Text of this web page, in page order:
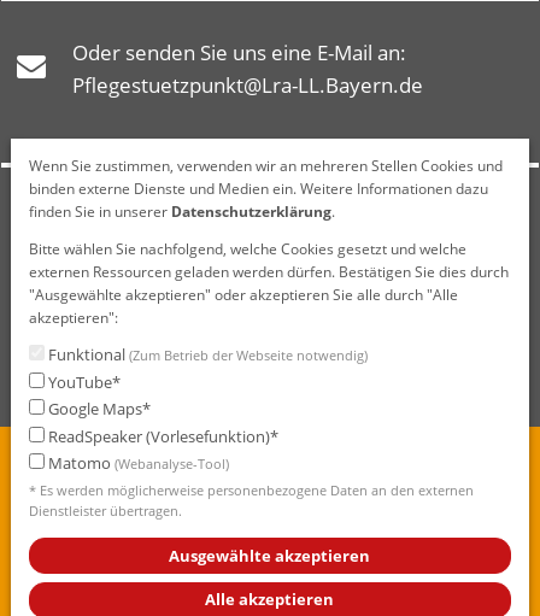
Oder senden Sie uns eine E-Mail an:
Pflegestuetzpunkt@Lra-LL.Bayern.de
Montag: 9 bis 12 Uhr
Dienstag: 9 bis 12 Uhr & 14 bis 16 Uhr
Mittwoch: geschlossen
Donnerstag: 9 bis 12 Uhr & 14 bis 17 Uhr
Freitag: 9 bis 12 Uhr
Impressum
Datenschutzerklärung
Datenschutzeinstellungen
Erklärung zur Barrierefreiheit
Wenn Sie zustimmen, verwenden wir an mehreren Stellen Cookies und
binden externe Dienste und Medien ein. Weitere Informationen dazu
finden Sie in unserer Datenschutzerklärung.
Bitte wählen Sie nachfolgend, welche Cookies gesetzt und welche
externen Ressourcen geladen werden dürfen. Bestätigen Sie dies durch
"Ausgewählte akzeptieren" oder akzeptieren Sie alle durch "Alle
akzeptieren":
Funktional (Zum Betrieb der Webseite notwendig)
YouTube*
Google Maps*
ReadSpeaker (Vorlesefunktion)*
Matomo (Webanalyse-Tool)
* Es werden möglicherweise personenbezogene Daten an den externen
Dienstleister übertragen.
Ausgewählte akzeptieren
Alle akzeptieren